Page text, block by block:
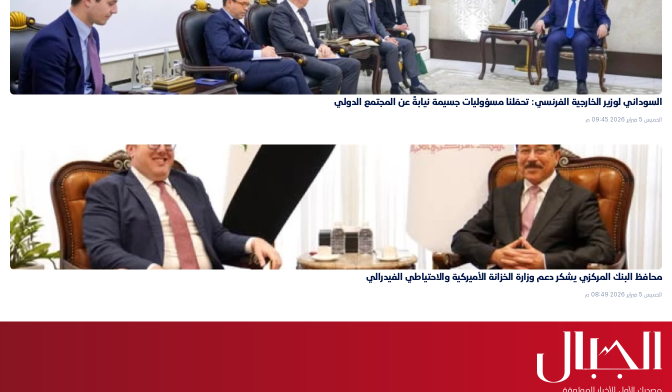
السوداني لوزير الخارجية الفرنسي: تحمّلنا مسؤوليات جسيمة نيابةً عن المجتمع الدولي
الخميس 5 فبراير 2026 09:45 م
محافظ البنك المركزي يشكر دعم وزارة الخزانة الأميركية والاحتياطي الفيدرالي
الخميس 5 فبراير 2026 08:49 م
مصدرك الأول للأخبار الموثوقة